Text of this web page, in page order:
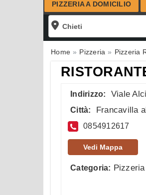
PIZZERIA A DOMICILIO
Home Pizzeria Pizzeria
Indirizzo: Viale
Città: Francavilla
0854912617
Vedi Mappa
Categoria: